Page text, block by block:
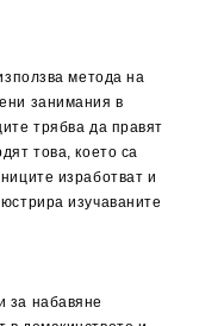
метода на
занимания в
трябва да правят
това, което са
изработват и
изучаваните
за набавяне